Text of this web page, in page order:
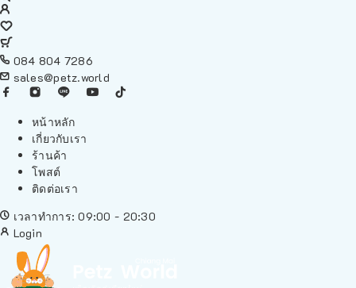
084 804 7286
sales@petz.world
หน้าหลัก
เกี่ยวกับเรา
ร้านค้า
โพสต์
ติดต่อเรา
เวลาทำการ: 09:00 - 20:30
Login